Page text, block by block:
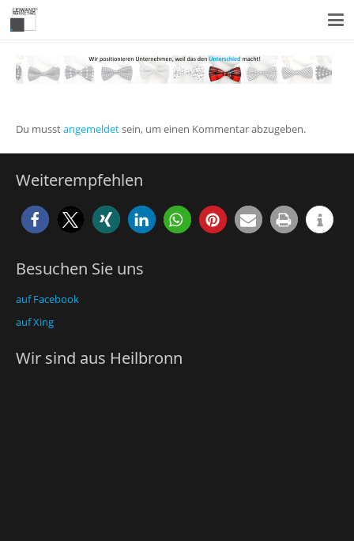
Du musstangemeldetsein, um einen Kommentar abzugeben.
Weiterempfehlen
Besuchen Sie uns
auf Facebook
auf Xing
Wir sind aus Heilbronn